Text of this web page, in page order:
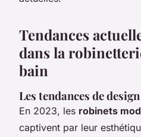
Tendances
dans la
bain
Les tendances de
En 2023, les robinets
captivent par leur